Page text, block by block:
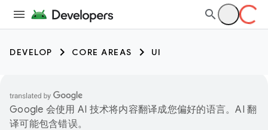
DEVELOP CORE AREAS UI
Google 会使用 AI 技术将内容翻译成您偏好的语言。AI 翻
译可能包含错误。